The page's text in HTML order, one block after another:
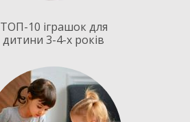
ТОП-10 іграшок для
дитини 3-4-х років